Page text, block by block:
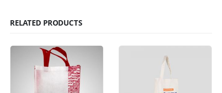
RELATED PRODUCTS